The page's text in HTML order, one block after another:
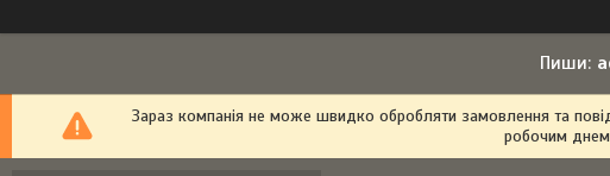
Пиши:
Зараз компанія не може швидко обробляти замовлення та
робочим